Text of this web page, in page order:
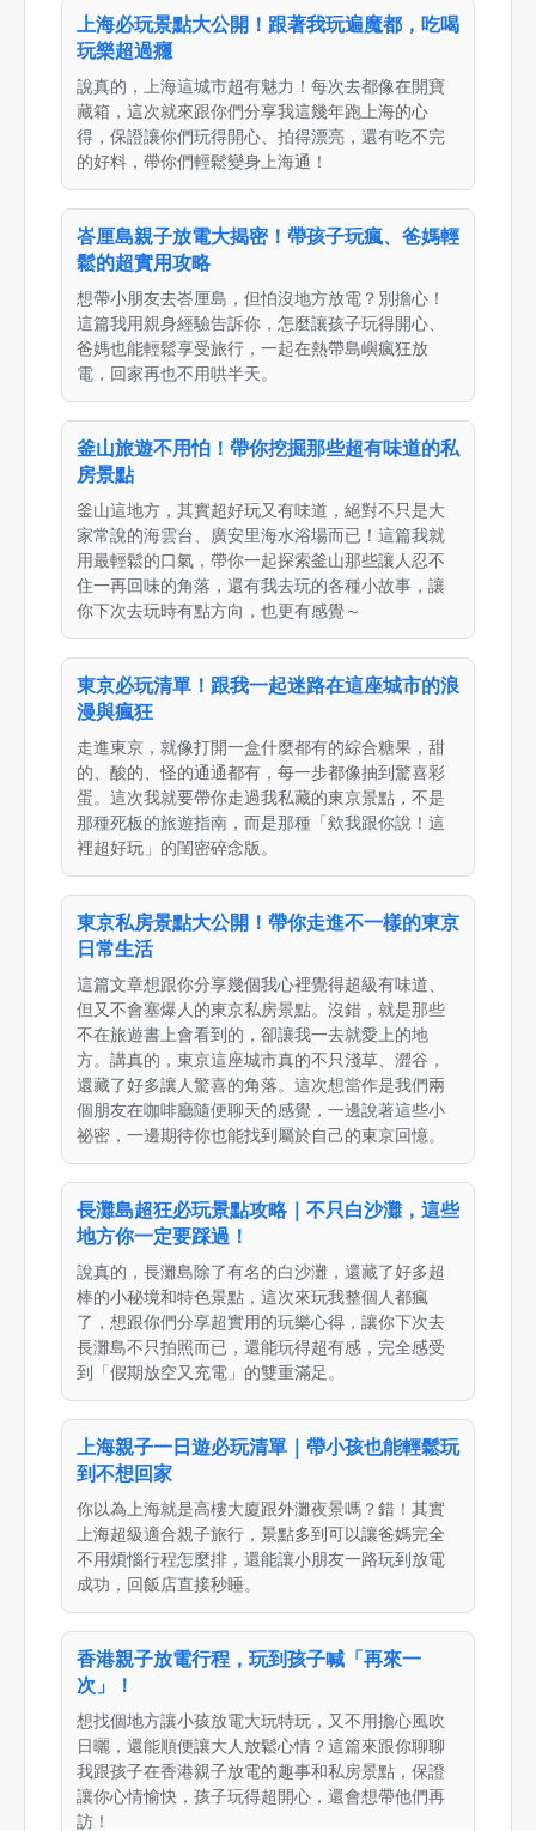
上海必玩景點大公開！跟著我玩遍魔都，吃喝
玩樂超過癮
說真的，上海這城市超有魅力！每次去都像在開寶
藏箱，這次就來跟你們分享我這幾年跑上海的心
得，保證讓你們玩得開心、拍得漂亮，還有吃不完
的好料，帶你們輕鬆變身上海通！
峇厘島親子放電大揭密！帶孩子玩瘋、爸媽輕
鬆的超實用攻略
想帶小朋友去峇厘島，但怕沒地方放電？別擔心！
這篇我用親身經驗告訴你，怎麼讓孩子玩得開心、
爸媽也能輕鬆享受旅行，一起在熱帶島嶼瘋狂放
電，回家再也不用哄半天。
釜山旅遊不用怕！帶你挖掘那些超有味道的私
房景點
釜山這地方，其實超好玩又有味道，絕對不只是大
家常說的海雲台、廣安里海水浴場而已！這篇我就
用最輕鬆的口氣，帶你一起探索釜山那些讓人忍不
住一再回味的角落，還有我去玩的各種小故事，讓
你下次去玩時有點方向，也更有感覺～
東京必玩清單！跟我一起迷路在這座城市的浪
漫與瘋狂
走進東京，就像打開一盒什麼都有的綜合糖果，甜
的、酸的、怪的通通都有，每一步都像抽到驚喜彩
蛋。這次我就要帶你走過我私藏的東京景點，不是
那種死板的旅遊指南，而是那種「欸我跟你說！這
裡超好玩」的閨密碎念版。
東京私房景點大公開！帶你走進不一樣的東京
日常生活
這篇文章想跟你分享幾個我心裡覺得超級有味道、
但又不會塞爆人的東京私房景點。沒錯，就是那些
不在旅遊書上會看到的，卻讓我一去就愛上的地
方。講真的，東京這座城市真的不只淺草、澀谷，
還藏了好多讓人驚喜的角落。這次想當作是我們兩
個朋友在咖啡廳隨便聊天的感覺，一邊說著這些小
祕密，一邊期待你也能找到屬於自己的東京回憶。
長灘島超狂必玩景點攻略｜不只白沙灘，這些
地方你一定要踩過！
說真的，長灘島除了有名的白沙灘，還藏了好多超
棒的小秘境和特色景點，這次來玩我整個人都瘋
了，想跟你們分享超實用的玩樂心得，讓你下次去
長灘島不只拍照而已，還能玩得超有感，完全感受
到「假期放空又充電」的雙重滿足。
上海親子一日遊必玩清單｜帶小孩也能輕鬆玩
到不想回家
你以為上海就是高樓大廈跟外灘夜景嗎？錯！其實
上海超級適合親子旅行，景點多到可以讓爸媽完全
不用煩惱行程怎麼排，還能讓小朋友一路玩到放電
成功，回飯店直接秒睡。
香港親子放電行程，玩到孩子喊「再來一
次」！
想找個地方讓小孩放電大玩特玩，又不用擔心風吹
日曬，還能順便讓大人放鬆心情？這篇來跟你聊聊
我跟孩子在香港親子放電的趣事和私房景點，保證
讓你心情愉快，孩子玩得超開心，還會想帶他們再
訪！